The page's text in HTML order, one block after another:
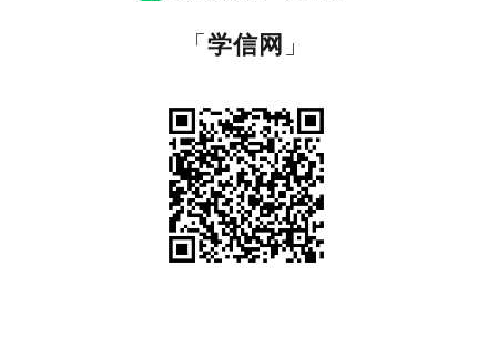
「学信网 」